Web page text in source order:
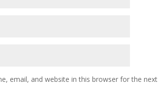
email, and website in this browser for the